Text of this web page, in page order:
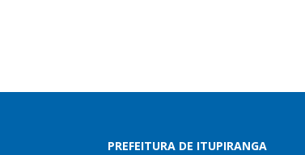
PREFEITURA DE ITUPIRANGA